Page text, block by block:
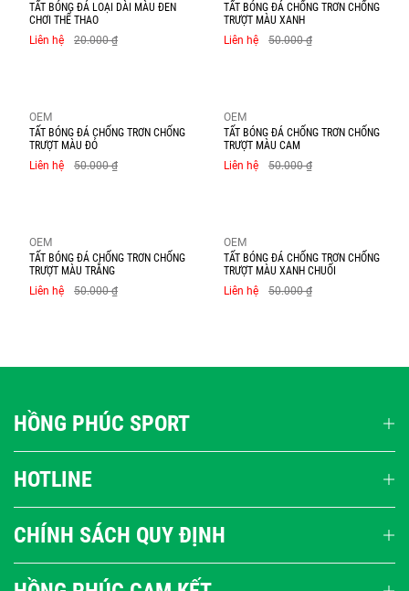
TẤT BÓNG ĐÁ LOẠI DÀI MÀU ĐEN
CHƠI THỂ THAO
Liên hệ
20.000 ₫
TẤT BÓNG ĐÁ CHỐNG TRƠN CHỐNG
TRƯỢT MÀU XANH
Liên hệ
50.000 ₫
OEM
TẤT BÓNG ĐÁ CHỐNG TRƠN CHỐNG
TRƯỢT MÀU ĐỎ
Liên hệ
50.000 ₫
OEM
TẤT BÓNG ĐÁ CHỐNG TRƠN CHỐNG
TRƯỢT MÀU CAM
Liên hệ
50.000 ₫
OEM
TẤT BÓNG ĐÁ CHỐNG TRƠN CHỐNG
TRƯỢT MÀU TRẮNG
Liên hệ
50.000 ₫
OEM
TẤT BÓNG ĐÁ CHỐNG TRƠN CHỐNG
TRƯỢT MÀU XANH CHUỐI
Liên hệ
50.000 ₫
HỒNG PHÚC SPORT
HOTLINE
CHÍNH SÁCH QUY ĐỊNH